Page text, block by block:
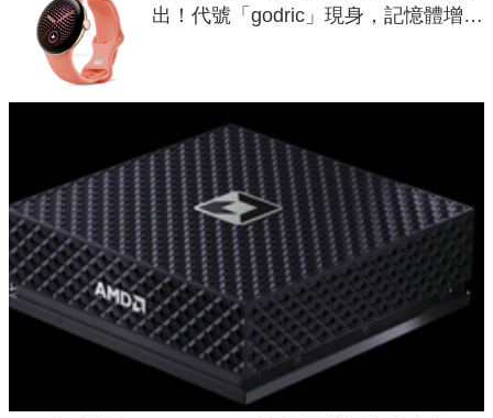
出！代號「godric」現身，記憶體增強